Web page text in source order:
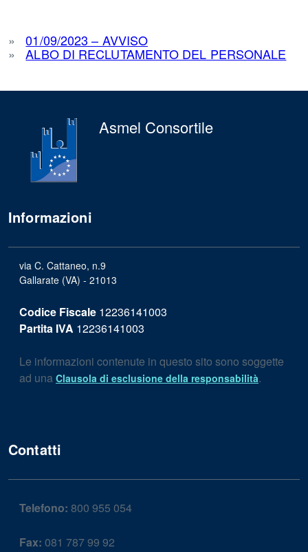
»01/09/2023 – AVVISO
»ALBO DI RECLUTAMENTO DEL PERSONALE
Asmel Consortile
Informazioni
via C. Cattaneo, n.9
Gallarate (VA) - 21013
Codice Fiscale 12236141003
Partita IVA 12236141003
Le informazioni contenute in questo sito sono soggette
ad una Clausola di esclusione della responsabilità.
Contatti
Telefono: 800 955 054
Fax: 081 787 99 92